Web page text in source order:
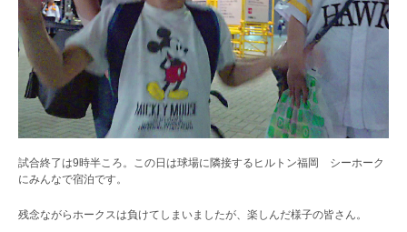
試合終了は9時半ころ。この日は球場に隣接するヒルトン福岡 シーホーク
にみんなで宿泊です。
残念ながらホークスは負けてしまいましたが、楽しんだ様子の皆さん。